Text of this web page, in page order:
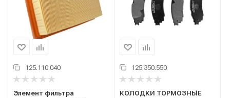
125.110.040
Элемент фильтра
125.350.550
КОЛОДКИ ТОРМОЗНЫЕ